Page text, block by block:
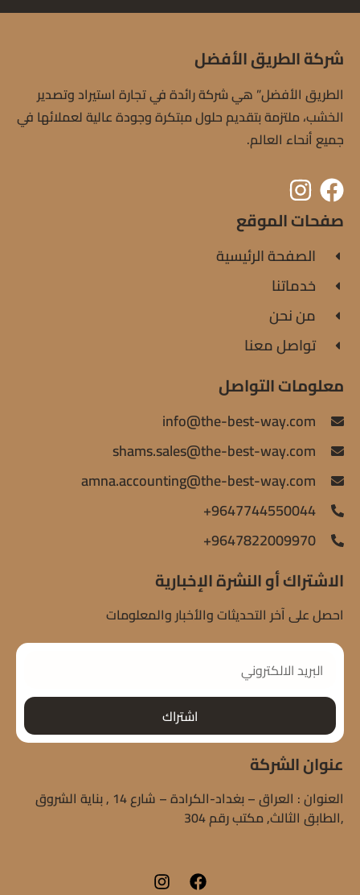
شركة الطريق الأفضل
الطريق الأفضل” هي شركة رائدة في تجارة استيراد وتصدير
الخشب، ملتزمة بتقديم حلول مبتكرة وجودة عالية لعملائها في
جميع أنحاء العالم.
صفحات الموقع
الصفحة الرئيسية
خدماتنا
من نحن
تواصل معنا
معلومات التواصل
info@the-best-way.com
shams.sales@the-best-way.com
amna.accounting@the-best-way.com
9647744550044+
9647822009970+
الاشتراك أو النشرة الإخبارية
احصل على آخر التحديثات والأخبار والمعلومات
اشتراك
عنوان الشركة
العنوان : العراق – بغداد-الكرادة – شارع 14 , بناية الشروق
,الطابق الثالث, مكتب رقم 304